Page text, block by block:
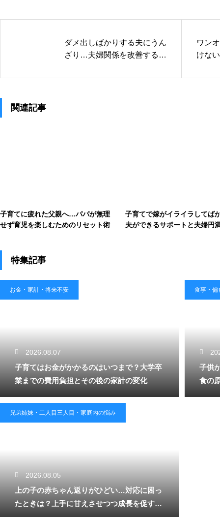
ダメ出しばかりする夫にうん
ざり…夫婦関係を改善するた
ワン
けな
関連記事
子育てに疲れた父親へ…パパが無理
せず育児を楽しむためのリセット術
子育てで嫁がイライラしてば
夫ができるサポートと夫婦円
特集記事
お金・家計・将来不安
2026.08.07
子育てはお金がかかるのはいつまで？大学卒
業までの費用負担とその後の家計の変化
食事・偏
子供
食の
兄弟姉妹・二人目三人目・家庭内の悩み
2026.08.05
上の子の赤ちゃん返りがひどい…対応に困っ
たときは？上手に甘えさせつつ成長を促す接